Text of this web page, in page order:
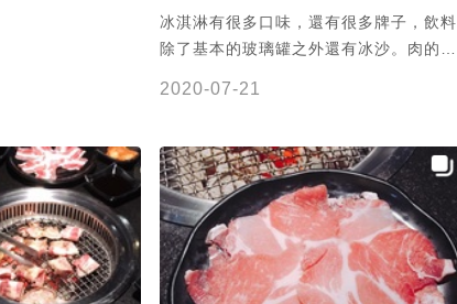
冰淇淋有很多口味，還有很多牌子，飲料
除了基本的玻璃罐之外還有冰沙。肉的部
花枝都很好吃，尤其是花枝，讓我一個月
2020-07-21